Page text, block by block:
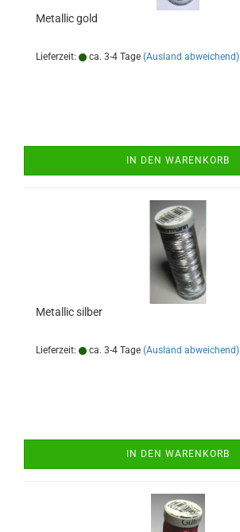
Metallic gold
Lieferzeit: ca. 3-4 Tage (Ausland abweichend)
IN DEN WARENKORB
Metallic silber
Lieferzeit: ca. 3-4 Tage (Ausland abweichend)
IN DEN WARENKORB